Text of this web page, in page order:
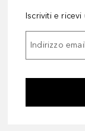
Iscriviti e
Indirizzo email